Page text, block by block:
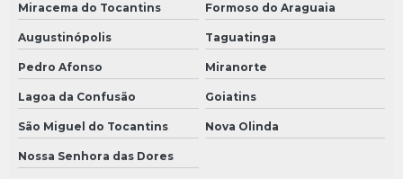
Miracema do Tocantins Formoso do Araguaia
Augustinópolis Taguatinga
Pedro Afonso Miranorte
Lagoa da Confusão Goiatins
São Miguel do Tocantins Nova Olinda
Nossa Senhora das Dores